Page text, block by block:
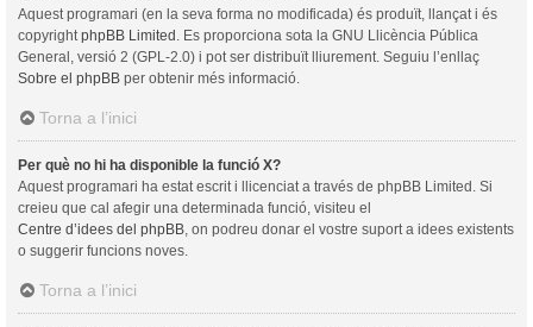
Aquest programari (en la seva forma no modificada) és produït, llançat i és
copyright phpBB Limited . Es proporciona sota la GNU Llicència Pública
General, versió 2 (GPL-2.0) i pot ser distribuït lliurement. Seguiu l’enllaç
Sobre el phpBB per obtenir més informació.
Torna a l’inici
Per què no hi ha disponible la funció X?
Aquest programari ha estat escrit i llicenciat a través de phpBB Limited. Si
creieu que cal afegir una determinada funció, visiteu el
Centre d’idees del phpBB , on podreu donar el vostre suport a idees existents
o suggerir funcions noves.
Torna a l’inici